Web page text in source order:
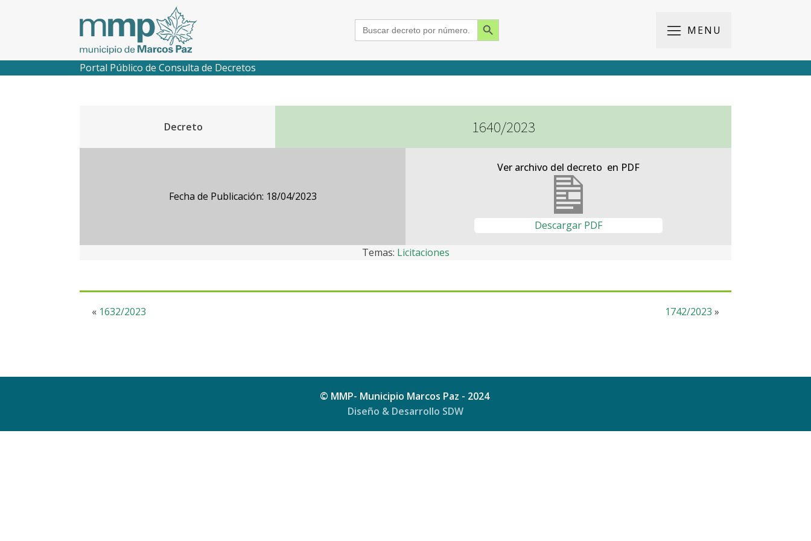
Search
for:
Search Button
MENU
2018
2017
2016
2015
Portal Público de Consulta de Decretos
Decreto 1640/2023
Fecha de Publicación: 18/04/2023
Ver archivo del decreto en PDF
Descargar PDF
Temas: Licitaciones
« 1632/2023 1742/2023 »
© MMP- Municipio Marcos Paz - 2024
Diseño & Desarrollo SDW